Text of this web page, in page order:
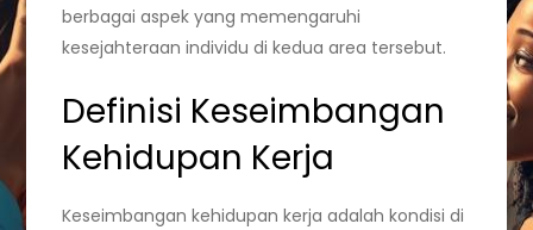
berbagai aspek yang memengaruhi
kesejahteraan individu di kedua area tersebut.
Definisi Keseimbangan
Kehidupan Kerja
Keseimbangan kehidupan kerja adalah kondisi di